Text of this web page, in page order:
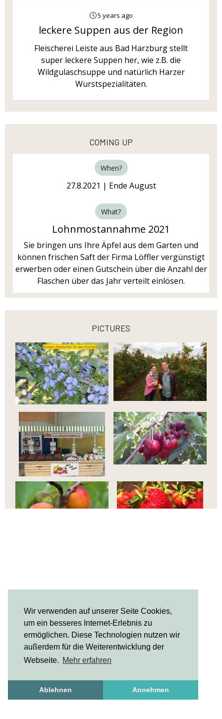
Wir verwenden auf unserer Seite Cookies,
um ein besseres Internet-Erlebnis zu
ermöglichen. Diese Technologien nutzen wir
außerdem für die Weiterentwicklung der
Webseite. Mehr erfahren
Ablehnen Annehmen
5 years ago
leckere Suppen aus der Region
Fleischerei Leiste aus Bad Harzburg stellt
super leckere Suppen her, wie z.B. die
Wildgulaschsuppe und natürlich Harzer
Wurstspezialitäten.
coming up
When?
27.8.2021 | Ende August
What?
Lohnmostannahme 2021
Sie bringen uns Ihre Äpfel aus dem Garten und
können frischen Saft der Firma Löffler vergünstigt
erwerben oder einen Gutschein über die Anzahl der
Flaschen über das Jahr verteilt einlösen.
pictures